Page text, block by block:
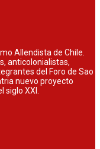
Allendista de Chile.
anticolonialistas,
del Foro de Sao
nuevo proyecto
XXI.